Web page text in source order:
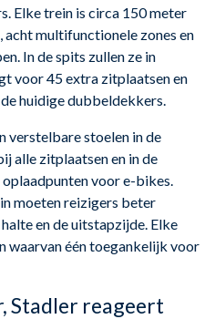
Elke trein is circa 150 meter
multifunctionele zones en
In de spits zullen ze in
voor 45 extra zitplaatsen en
huidige dubbeldekkers.
verstelbare stoelen in de
alle zitplaatsen en in de
voor e-bikes.
moeten reizigers beter
en de uitstapzijde. Elke
één toegankelijk voor
Stadler reageert